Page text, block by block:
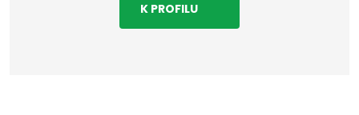
K PROFILU